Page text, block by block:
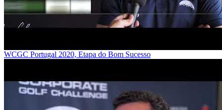
WCGC Portugal 2020, Etapa do Bom Sucesso